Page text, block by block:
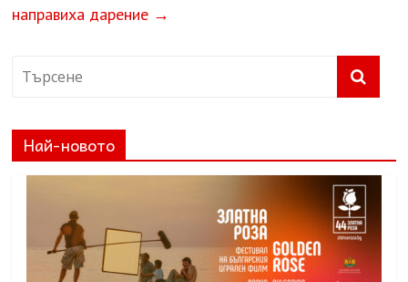
направиха дарение →
Най-новото